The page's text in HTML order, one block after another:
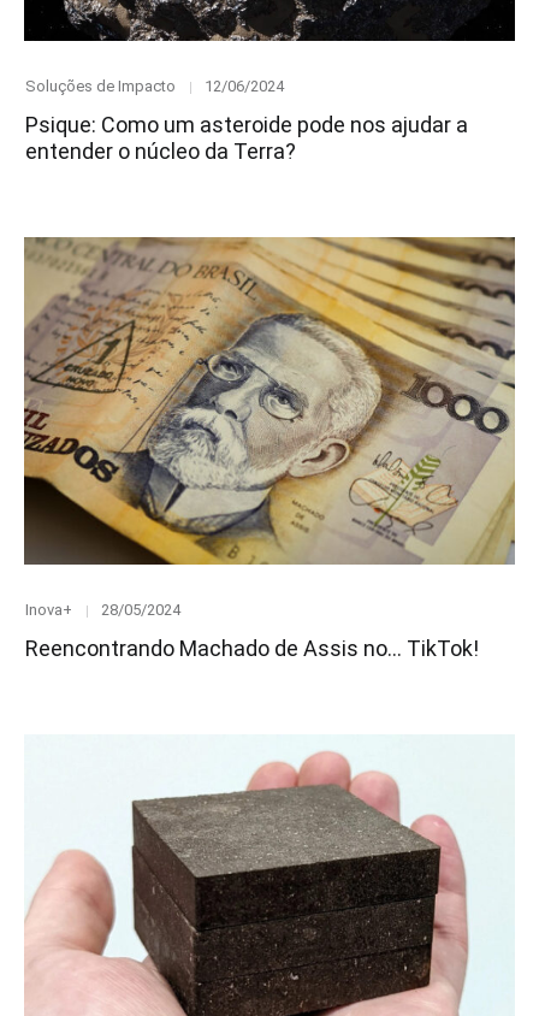
Category
Soluções de Impacto
Posted
12/06/2024
Psique: Como um asteroide pode nos ajudar a
entender o núcleo da Terra?
Category
Inova+
Posted
28/05/2024
Reencontrando Machado de Assis no… TikTok!